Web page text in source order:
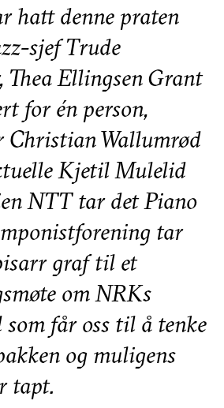
hatt denne praten
sjef Trude
Thea Ellingsen Grant
for én person,
Wallumrød
Kjetil Mulelid
NTT tar det Piano
tar
graf til et
om NRKs
får oss til å tenke
og muligens
tapt.